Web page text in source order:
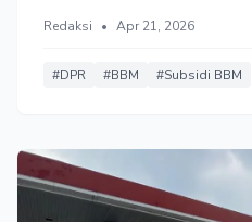
bersubsidi.
Redaksi • Apr 21, 2026
#DPR #BBM #Subsidi BBM